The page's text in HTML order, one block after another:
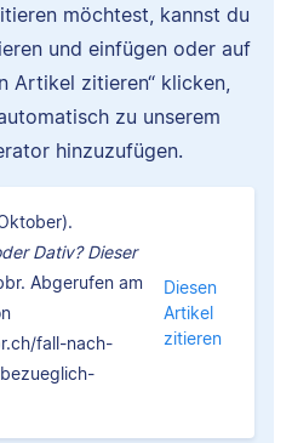
möchtest, kannst du
und einfügen oder auf
Artikel zitieren“ klicken,
zu unserem
hinzuzufügen.
Dativ? Dieser
Abgerufen am
fall-nach-
Diesen
Artikel
zitieren